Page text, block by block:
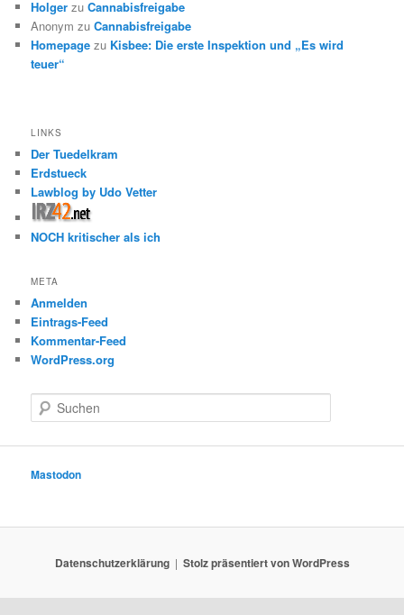
Holger zuCannabisfreigabe
Anonym zuCannabisfreigabe
Homepage zu Kisbee: Die erste Inspektion und „Es wird
teuer“
LINKS
Der Tuedelkram
Erdstueck
Lawblog by Udo Vetter
NOCH kritischer als ich
META
Anmelden
Eintrags-Feed
Kommentar-Feed
WordPress.org
u
e
Mastodon
Datenschutzerklärung Stolz präsentiert von WordPress